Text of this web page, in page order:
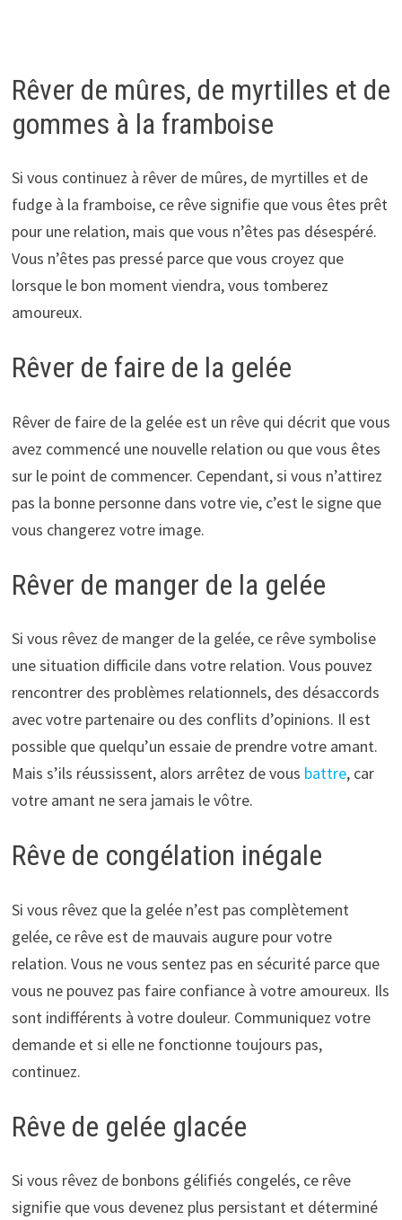
Rêver de mûres, de myrtilles et de
gommes à la framboise
Si vous continuez à rêver de mûres, de myrtilles et de
fudge à la framboise, ce rêve signifie que vous êtes prêt
pour une relation, mais que vous n’êtes pas désespéré.
Vous n’êtes pas pressé parce que vous croyez que
lorsque le bon moment viendra, vous tomberez
amoureux.
Rêver de faire de la gelée
Rêver de faire de la gelée est un rêve qui décrit que vous
avez commencé une nouvelle relation ou que vous êtes
sur le point de commencer. Cependant, si vous n’attirez
pas la bonne personne dans votre vie, c’est le signe que
vous changerez votre image.
Rêver de manger de la gelée
Si vous rêvez de manger de la gelée, ce rêve symbolise
une situation difficile dans votre relation. Vous pouvez
rencontrer des problèmes relationnels, des désaccords
avec votre partenaire ou des conflits d’opinions. Il est
possible que quelqu’un essaie de prendre votre amant.
Mais s’ils réussissent, alors arrêtez de vous battre, car
votre amant ne sera jamais le vôtre.
Rêve de congélation inégale
Si vous rêvez que la gelée n’est pas complètement
gelée, ce rêve est de mauvais augure pour votre
relation. Vous ne vous sentez pas en sécurité parce que
vous ne pouvez pas faire confiance à votre amoureux. Ils
sont indifférents à votre douleur. Communiquez votre
demande et si elle ne fonctionne toujours pas,
continuez.
Rêve de gelée glacée
Si vous rêvez de bonbons gélifiés congelés, ce rêve
signifie que vous devenez plus persistant et déterminé